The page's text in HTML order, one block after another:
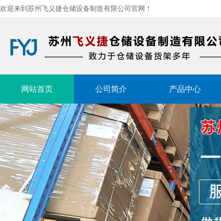
欢迎来到苏州飞义捷仓储设备制造有限公司官网！
网站首页 公司简介 产品中心